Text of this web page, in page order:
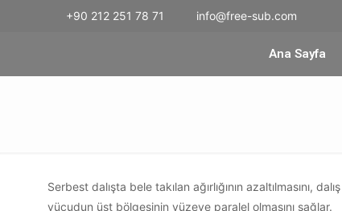
+90 212 251 78 71 info@free-sub.com
Ana Sayfa
Serbest dalışta bele takılan ağırlığının azaltılmasını,
vücudun üst bölgesinin yüzeye paralel olmasını sağlar.